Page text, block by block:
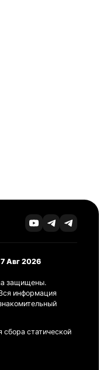
Авг 2026
защищены.
информация
сбора статической